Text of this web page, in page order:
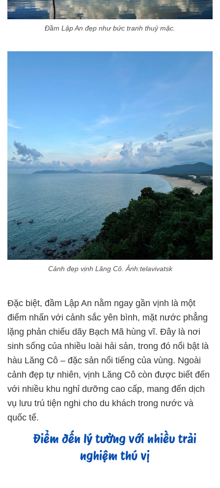
Đầm Lập An đẹp như bức tranh thuỷ mặc.
Cảnh đẹp vịnh Lăng Cô. Ảnh:telavivatsk
Đặc biệt, đầm Lập An nằm ngay gần vịnh là một
điểm nhấn với cảnh sắc yên bình, mặt nước phẳng
lặng phản chiếu dãy Bạch Mã hùng vĩ. Đây là nơi
sinh sống của nhiều loài hải sản, trong đó nổi bật là
hàu Lăng Cô – đặc sản nổi tiếng của vùng. Ngoài
cảnh đẹp tự nhiên, vịnh Lăng Cô còn được biết đến
với nhiều khu nghỉ dưỡng cao cấp, mang đến dịch
vụ lưu trú tiện nghi cho du khách trong nước và
quốc tế.